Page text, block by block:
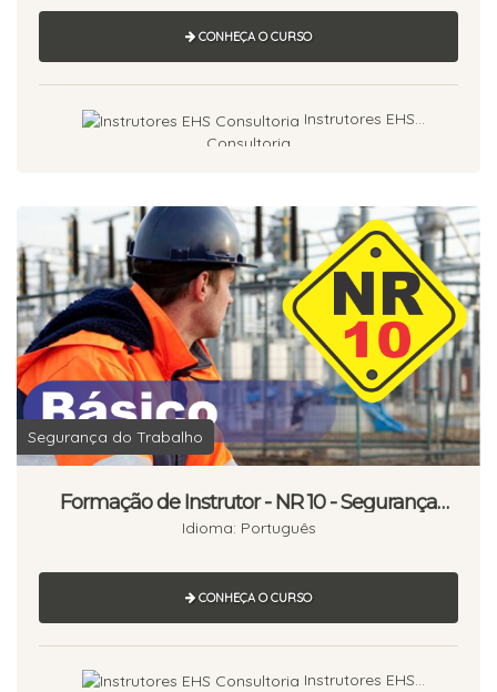
CONHEÇA O CURSO
Instrutores EHS
Consultoria
Segurança do Trabalho
Formação de Instrutor - NR 10 - Segurança
em Instalações e Serviços em Eletricidade -
Idioma: Português
CONHEÇA O CURSO
Instrutores EHS